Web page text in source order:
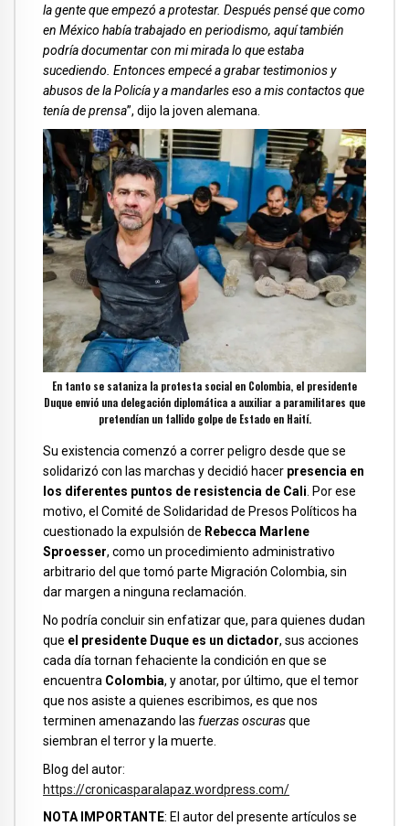
la gente que empezó a protestar. Después pensé que como
en México había trabajado en periodismo, aquí también
podría documentar con mi mirada lo que estaba
sucediendo. Entonces empecé a grabar testimonios y
abusos de la Policía y a mandarles eso a mis contactos que
tenía de prensa”, dijo la joven alemana.
En tanto se sataniza la protesta social en Colombia, el presidente
Duque envió una delegación diplomática a auxiliar a paramilitares que
pretendían un fallido golpe de Estado en Haití.
Su existencia comenzó a correr peligro desde que se
solidarizó con las marchas y decidió hacer presencia en
los diferentes puntos de resistencia de Cali. Por ese
motivo, el Comité de Solidaridad de Presos Políticos ha
cuestionado la expulsión de Rebecca Marlene
Sproesser, como un procedimiento administrativo
arbitrario del que tomó parte Migración Colombia, sin
dar margen a ninguna reclamación.
No podría concluir sin enfatizar que, para quienes dudan
que el presidente Duque es un dictador, sus acciones
cada día tornan fehaciente la condición en que se
encuentra Colombia, y anotar, por último, que el temor
que nos asiste a quienes escribimos, es que nos
terminen amenazando las fuerzas oscurasque
siembran el terror y la muerte.
Blog del autor:
https://cronicasparalapaz.wordpress.com/
NOTA IMPORTANTE: El autor del presente artículos se